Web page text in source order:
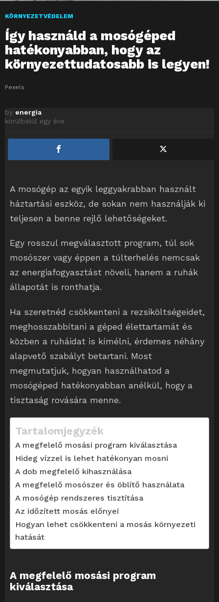
KÖRNYEZETVÉDELEM
Így használd a mosógéped
hatékonyabban, hogy az
környezettudatosabb is legyen!
Pexels
by energia
körülbelül egy éve
A mosógép az egyik leggyakrabban használt
háztartási eszköz, de sokan nem használják ki
teljesen a benne rejlő lehetőségeket.
Egy rosszul megválasztott program, túl sok
mosószer vagy éppen a túlterhelés nemcsak
az energiafogyasztást növeli, hanem a ruhák
állapotát is ronthatja.
Ha szeretnéd csökkenteni a rezsiköltségeidet,
meghosszabbítani a géped élettartamát és
közben a ruháidat is kímélni, érdemes néhány
alapvető szabályt betartani. Most
megmutatjuk, hogyan használhatod a
mosógéped hatékonyabban anélkül, hogy a
tisztaság rovására menne.
Tartalomjegyzék
A megfelelő mosási program kiválasztása
Hideg vízzel is lehet hatékonyan mosni
A dob megfelelő kihasználása
A megfelelő mosószer és öblítő használata
A mosógép rendszeres tisztítása
Az időzített mosás előnyei
Hogyan lehet csökkenteni a mosás környezeti
hatását
A megfelelő mosási program
kiválasztása